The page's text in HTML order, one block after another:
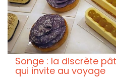
Songe : la discrète
qui invite au voyage